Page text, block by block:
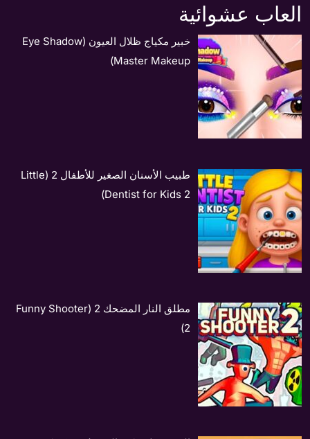
العاب عشوائية
خبير مكياج ظلال العيون (Eye Shadow
Master Makeup)
طبيب الأسنان الصغير للأطفال 2 (Little
Dentist for Kids 2)
مطلق النار المضحك 2 (Funny Shooter
2)